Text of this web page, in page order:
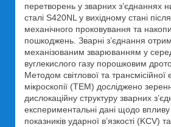
перетворень у зварних з’єднаннях
сталі S420NL у вихідному стані
механічного проковування та
пошкоджень. Зварні з’єднання
механізованим зварюванням у
вуглекислого газу порошковим
Методом світлової та трансмісійної
мікроскопії (ТЕМ) досліджено
дислокаційну структуру зварних
експериментальні дані щодо впливу
показників ударної в’язкості (KCV)